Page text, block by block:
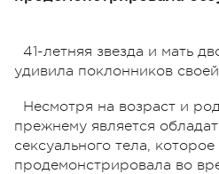
41-летняя звезда и мать
удивила поклонников
Несмотря на возраст и
прежнему является
сексуального тела,
продемонстрировала во